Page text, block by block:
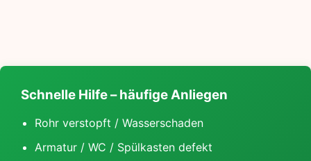
Schnelle Hilfe – häufige Anliegen
Rohr verstopft / Wasserschaden
Armatur / WC / Spülkasten defekt